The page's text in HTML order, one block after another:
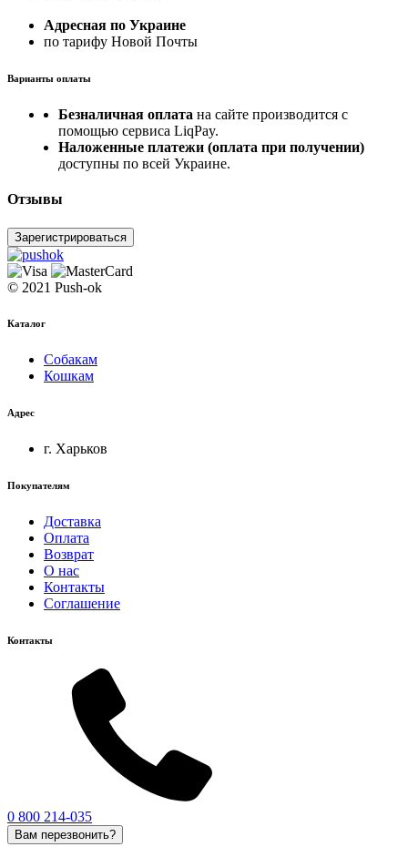
Адресная по Украине
по тарифу Новой Почты
Варианты оплаты
Безналичная оплата на сайте производится с
помощью сервиса LiqPay.
Наложенные платежи (оплата при получении)
доступны по всей Украине.
Отзывы
Зарегистрироваться
© 2021 Push-ok
Каталог
Собакам
Кошкам
Адрес
г. Харьков
Покупателям
Доставка
Оплата
Возврат
О нас
Контакты
Соглашение
Контакты
0 800 214-035
Вам перезвонить?